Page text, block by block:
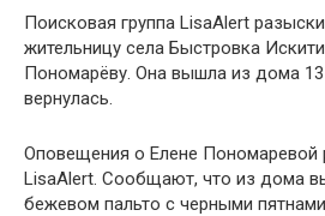
Поисковая группа LisaAlert
жительницу села Быстровка
Пономарёву. Она вышла из дома 13
вернулась.
Оповещения о Елене Пономаревой
LisaAlert. Сообщают, что из дома
бежевом пальто с черными